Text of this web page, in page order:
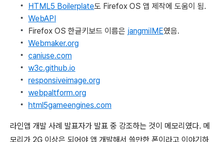
HTML5 Boilerplate도 Firefox OS 앱 제작에 도움이 됨.
WebAPI
Firefox OS 한글키보드 이름은 jangmiIME였음.
Webmaker.org
caniuse.com
w3c.github.io
responsiveimage.org
webpaltform.org
html5gameengines.com
라인앱 개발 사례 발표자가 발표 중 강조하는 것이 메모리였다. 메
모리가 2G 이상은 되어야 앱 개발해서 쓸만한 폰이라고 이야기하